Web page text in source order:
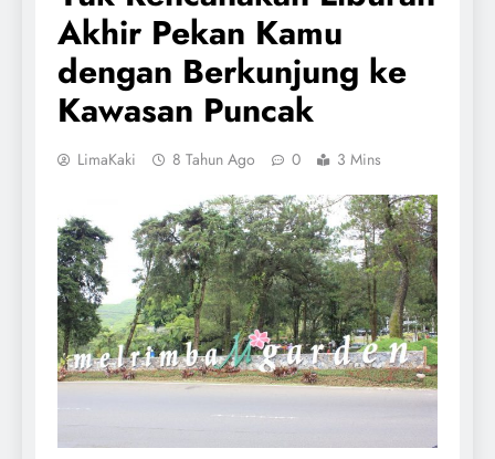
Akhir Pekan Kamu
dengan Berkunjung ke
Kawasan Puncak
LimaKaki 8 Tahun Ago 0 3 Mins